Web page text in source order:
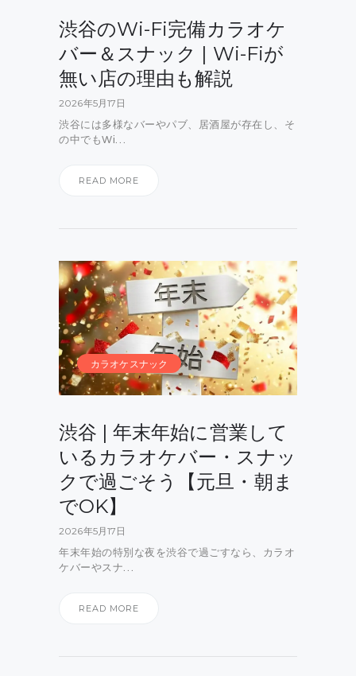
渋谷のWi-Fi完備カラオケ
バー＆スナック | Wi-Fiが
無い店の理由も解説
2026年5月17日
渋谷には多様なバーやパブ、居酒屋が存在し、そ
の中でもWi…
READ MORE
カラオケスナック
渋谷 | 年末年始に営業して
いるカラオケバー・スナッ
クで過ごそう【元旦・朝ま
でOK】
2026年5月17日
年末年始の特別な夜を渋谷で過ごすなら、カラオ
ケバーやスナ…
READ MORE